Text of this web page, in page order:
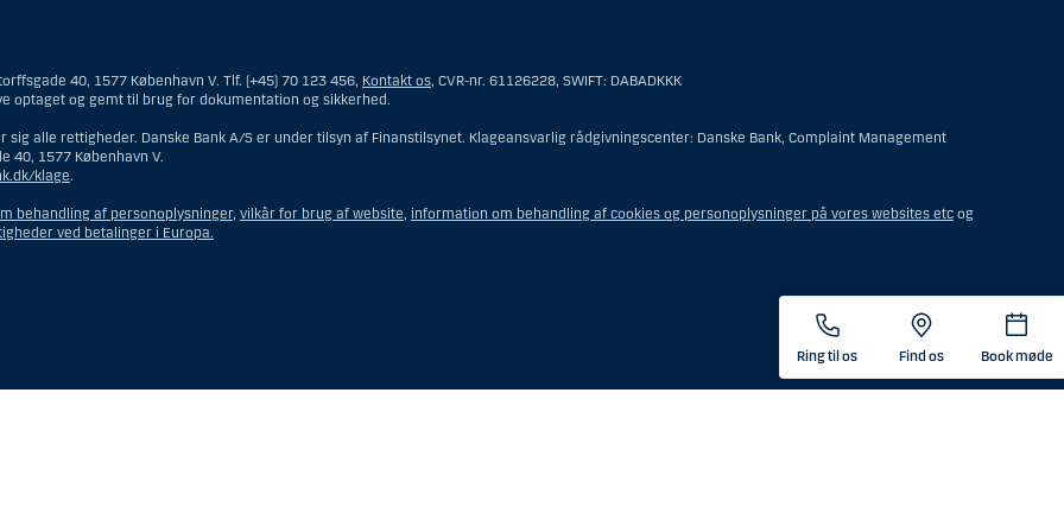
skal en person hjemmehørende og bosiddende i USA forstås som enhver af følgende:
og bosiddende i USA.
interessentskab som er registreret eller organiseret i USA, men som ikke er et offshore-rådgivningscenter eller en anden form for repræsentation
og bosiddende i USA, som har en gyldig forretningsmæssig begrundelse for sit virke, og som varetager opgaver og reguleres som
en repræsentation tilhørende et udenlandsk selskab med base i USA.
konto ejet af en person hjemmehørende og bosiddende i USA eller en diskretionær konto, som forvaltes af en mægler eller anden person med et
40, 1577 København V. Tlf. (+45) 70 123 456, Kontakt os, CVR-nr. 61126228, SWIFT: DABADKKK
optaget og gemt til brug for dokumentation og sikkerhed.
sig alle rettigheder. Danske Bank A/S er under tilsyn af Finanstilsynet. Klageansvarlig rådgivningscenter: Danske Bank, Complaint Management
40, 1577 København V.
klage.
behandling af personoplysninger, vilkår for brug af website, information om behandling af cookies og personoplysninger på vores websites etc og
ved betalinger i Europa.
Ring til os Find os Book møde